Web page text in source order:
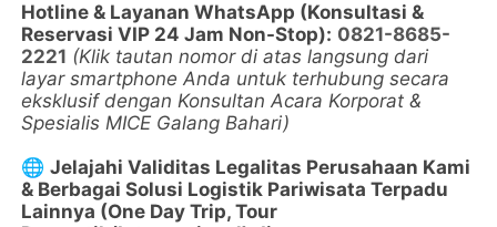
Hotline & Layanan WhatsApp (Konsultasi &
Reservasi VIP 24 Jam Non-Stop): 0821-8685-
2221 (Klik tautan nomor di atas langsung dari
layar smartphone Anda untuk terhubung secara
eksklusif dengan Konsultan Acara Korporat &
Spesialis MICE Galang Bahari)
🌐Jelajahi Validitas Legalitas Perusahaan Kami
& Berbagai Solusi Logistik Pariwisata Terpadu
Lainnya (One Day Trip, Tour